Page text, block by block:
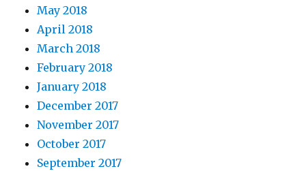
May 2018
April 2018
March 2018
February 2018
January 2018
December 2017
November 2017
October 2017
September 2017